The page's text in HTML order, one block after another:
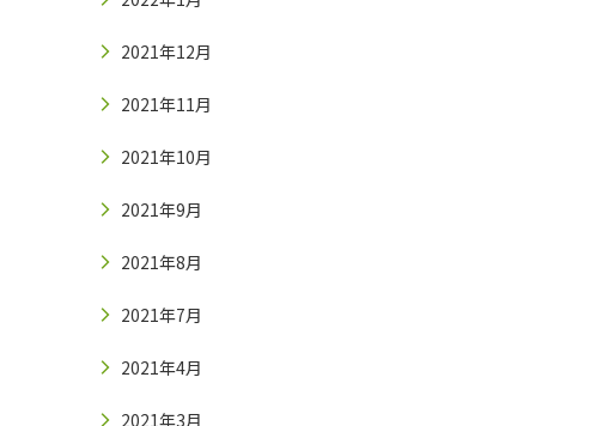
2021年12月
2021年11月
2021年10月
2021年9月
2021年8月
2021年7月
2021年4月
2021年3月